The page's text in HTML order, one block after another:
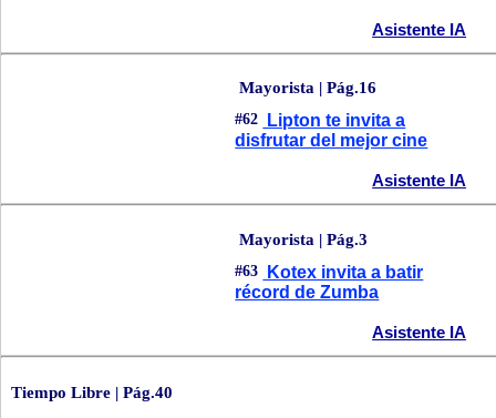
Asistente IA
Mayorista | Pág.16
#62
Lipton te invita a
disfrutar del mejor cine
Asistente IA
Mayorista | Pág.3
#63
Kotex invita a batir
récord de Zumba
Asistente IA
Tiempo Libre | Pág.40